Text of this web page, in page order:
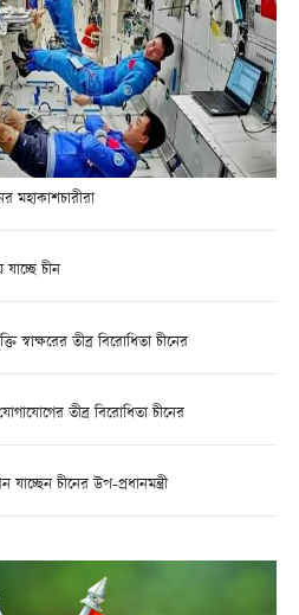
মহাকাশচারীরা
চীন
স্বাক্ষরের তীব্র বিরোধিতা চীনের
তীব্র বিরোধিতা চীনের
চীনের উপ-প্রধানমন্ত্রী